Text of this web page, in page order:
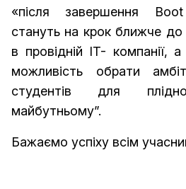
«після завершення
стануть на крок ближче до
в провідній IT- компанії,
можливість обрати
студентів для
майбутньому”.
Бажаємо успіху всім